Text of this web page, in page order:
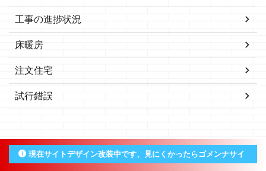
工事の進捗状況
床暖房
注文住宅
試行錯誤
現在サイトデザイン改装中です、見にくかったらゴメンナサイ